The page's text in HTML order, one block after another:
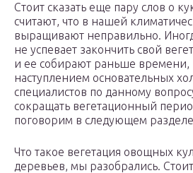
Стоит сказать еще пару слов о
считают, что в нашей
выращивают неправильно.
не успевает закончить свой
и ее собирают раньше времени,
наступлением основательных
специалистов по данному
сокращать вегетационный
поговорим в следующем разделе
Что такое вегетация овощных
деревьев, мы разобрались.